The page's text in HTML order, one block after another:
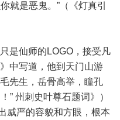
就是恶鬼。”（《灯真引
是仙师的LOGO，接受凡
中写道，他到天门山游
先生，岳骨高举，瞳孔
” 州刺史叶尊石题词》）
威严的容貌和方眼，根本